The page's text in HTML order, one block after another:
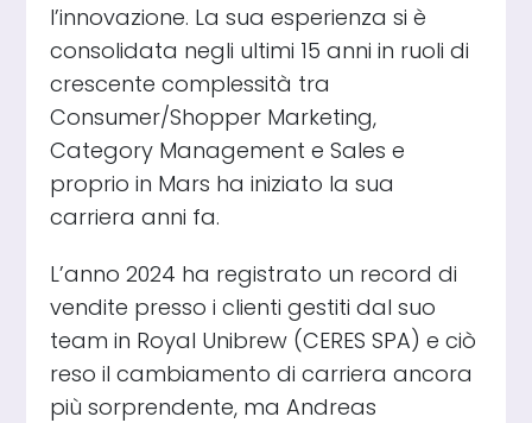
l’innovazione. La sua esperienza si è
consolidata negli ultimi 15 anni in ruoli di
crescente complessità tra
Consumer/Shopper Marketing,
Category Management e Sales e
proprio in Mars ha iniziato la sua
carriera anni fa.
L’anno 2024 ha registrato un record di
vendite presso i clienti gestiti dal suo
team in Royal Unibrew (CERES SPA) e ciò
reso il cambiamento di carriera ancora
più sorprendente, ma Andreas